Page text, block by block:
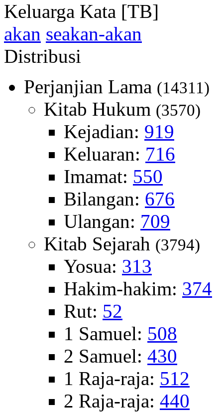
Keluarga Kata [TB]
akan seakan-akan
Distribusi
Perjanjian Lama (14311)
Kitab Hukum (3570)
Kejadian: 919
Keluaran: 716
Imamat: 550
Bilangan: 676
Ulangan: 709
Kitab Sejarah (3794)
Yosua: 313
Hakim-hakim: 374
Rut: 52
1 Samuel: 508
2 Samuel: 430
1 Raja-raja: 512
2 Raja-raja: 440